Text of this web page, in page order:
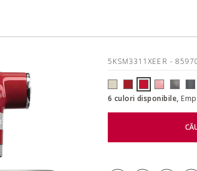
5KSM3311XEER -
6 culori disponibile,